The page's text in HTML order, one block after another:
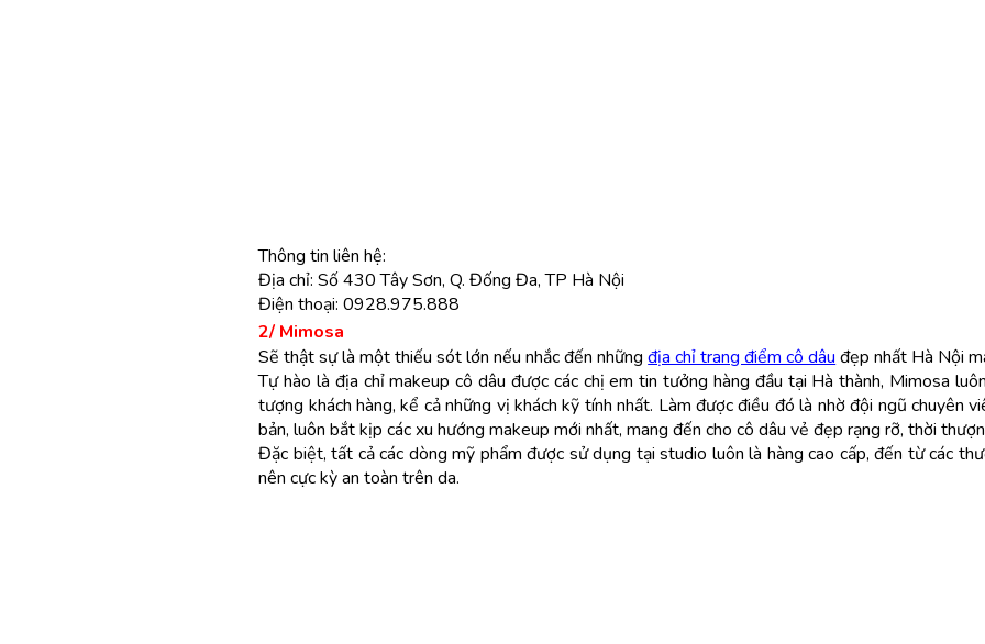
Thông tin liên hệ:
Địa chỉ: Số 430 Tây Sơn, Q. Đống Đa, TP Hà Nội
Điện thoại: 0928.975.888
2/ Mimosa
Sẽ thật sự là một thiếu sót lớn nếu nhắc đến nhữngđịa chỉ trang điểm cô dâu đẹp nhất Hà Nội
Tự hào là địa chỉ makeup cô dâu được các chị em tin tưởng hàng đầu tại Hà thành, Mimosa
tượng khách hàng, kể cả những vị khách kỹ tính nhất. Làm được điều đó là nhờ đội ngũ chuyên
bản, luôn bắt kịp các xu hướng makeup mới nhất, mang đến cho cô dâu vẻ đẹp rạng rỡ, thời
Đặc biệt, tất cả các dòng mỹ phẩm được sử dụng tại studio luôn là hàng cao cấp, đến từ các
nên cực kỳ an toàn trên da.